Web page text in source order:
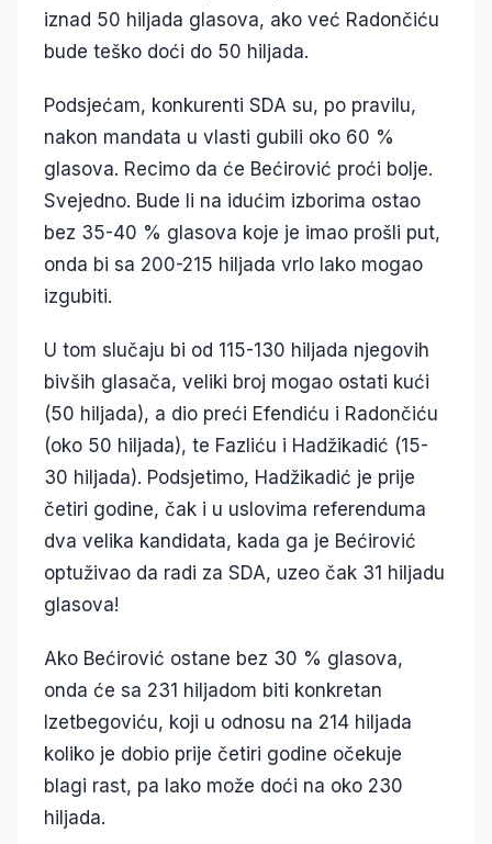
iznad 50 hiljada glasova, ako već Radončiću
bude teško doći do 50 hiljada.
Podsjećam, konkurenti SDA su, po pravilu,
nakon mandata u vlasti gubili oko 60 %
glasova. Recimo da će Bećirović proći bolje.
Svejedno. Bude li na idućim izborima ostao
bez 35-40 % glasova koje je imao prošli put,
onda bi sa 200-215 hiljada vrlo lako mogao
izgubiti.
U tom slučaju bi od 115-130 hiljada njegovih
bivših glasača, veliki broj mogao ostati kući
(50 hiljada), a dio preći Efendiću i Radončiću
(oko 50 hiljada), te Fazliću i Hadžikadić (15-
30 hiljada). Podsjetimo, Hadžikadić je prije
četiri godine, čak i u uslovima referenduma
dva velika kandidata, kada ga je Bećirović
optuživao da radi za SDA, uzeo čak 31 hiljadu
glasova!
Ako Bećirović ostane bez 30 % glasova,
onda će sa 231 hiljadom biti konkretan
Izetbegoviću, koji u odnosu na 214 hiljada
koliko je dobio prije četiri godine očekuje
blagi rast, pa lako može doći na oko 230
hiljada.